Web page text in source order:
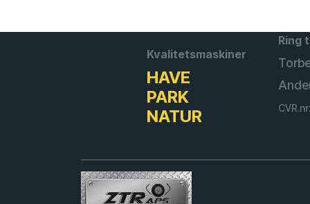
Kvalitetsmaskiner
HAVE
PARK
NATUR
Ring